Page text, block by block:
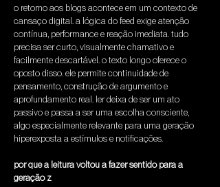
o retorno aos blogs acontece em um contexto de
cansaço digital. a lógica do feed exige atenção
contínua, performance e reação imediata. tudo
precisa ser curto, visualmente chamativo e
facilmente descartável. o texto longo oferece o
oposto disso. ele permite continuidade de
pensamento, construção de argumento e
aprofundamento real. ler deixa de ser um ato
passivo e passa a ser uma escolha consciente,
algo especialmente relevante para uma geração
hiperexposta a estímulos e notificações.
por que a leitura voltou a fazer sentido para a
geração z